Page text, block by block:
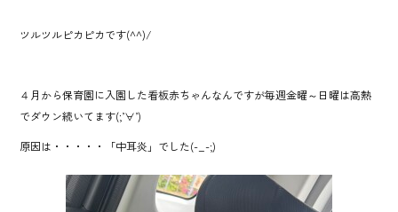
ツルツルピカピカです(^^)/
４月から保育園に入園した看板赤ちゃんなんですが毎週金曜～日曜は高熱
でダウン続いてます(;’∀’)
原因は・・・・・「中耳炎」でした(-_-;)